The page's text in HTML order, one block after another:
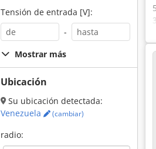
Tensión de entrada [V]:
-
Mostrar más
Ubicación
Su ubicación detectada:
Venezuela
(cambiar)
radio: